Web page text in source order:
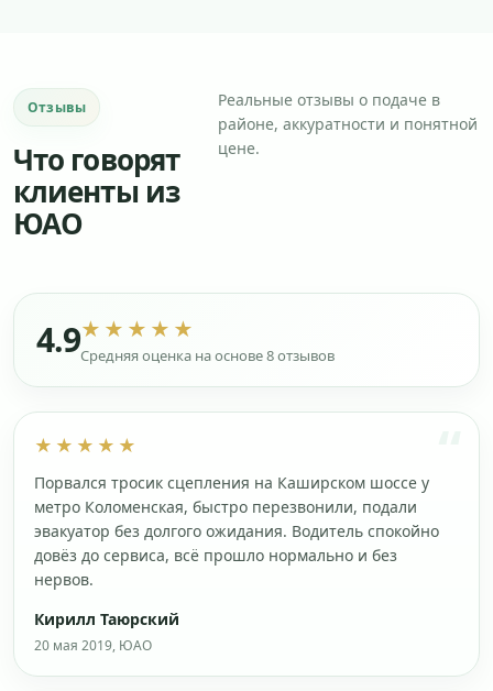
Отзывы
Что говорят
клиенты из
ЮАО
Реальные отзывы о подаче в
районе, аккуратности и понятной
цене.
4.9★★★★★
Средняя оценка на основе 8 отзывов
★★★★★
Порвался тросик сцепления на Каширском шоссе у
метро Коломенская, быстро перезвонили, подали
эвакуатор без долгого ожидания. Водитель спокойно
довёз до сервиса, всё прошло нормально и без
нервов.
Кирилл Таюрский
20 мая 2019, ЮАО